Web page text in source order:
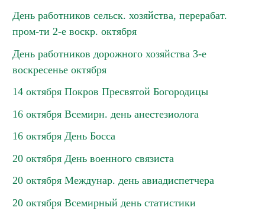
День работников сельск. хозяйства, перерабат.
пром-ти 2-е воскр. октября
День работников дорожного хозяйства 3-е
воскресенье октября
14 октября Покров Пресвятой Богородицы
16 октября Всемирн. день анестезиолога
16 октября День Босса
20 октября День военного связиста
20 октября Междунар. день авиадиспетчера
20 октября Всемирный день статистики